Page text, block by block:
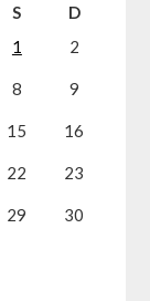
S
D
1
2
8 9
15 16
22 23
29 30